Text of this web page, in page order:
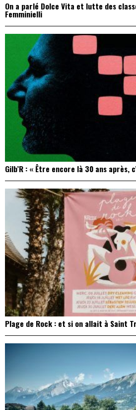
On a parlé Dolce Vita et lutte des
Femminielli
Gilb’R : « Être encore là 30 ans après,
Plage de Rock : et si on allait à Saint